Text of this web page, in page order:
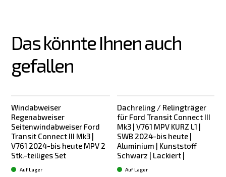
Das könnte Ihnen auch
gefallen
Windabweiser
Regenabweiser
Seitenwindabweiser Ford
Transit Connect III Mk3 |
V761 2024-bis heute MPV 2
Stk.-teiliges Set
Auf Lager
Dachreling / Relingträger
für Ford Transit Connect III
Mk3 | V761 MPV KURZ L1 |
SWB 2024-bis heute |
Aluminium | Kunststoff
Schwarz | Lackiert |
Auf Lager